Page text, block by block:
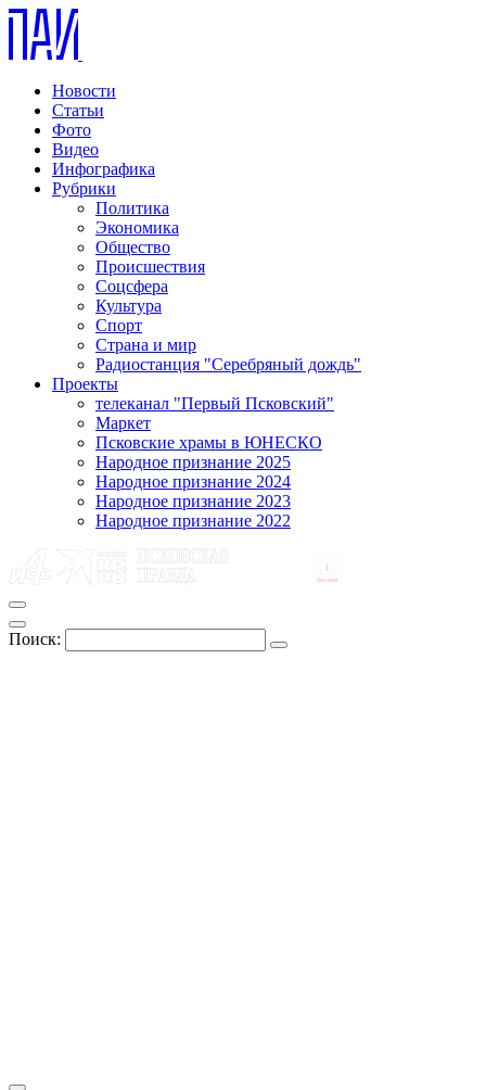
Новости
Статьи
Фото
Видео
Инфографика
Рубрики
Политика
Экономика
Общество
Происшествия
Соцсфера
Культура
Спорт
Страна и мир
Радиостанция "Серебряный дождь"
Проекты
телеканал "Первый Псковский"
Маркет
Псковские храмы в ЮНЕСКО
Народное признание 2025
Народное признание 2024
Народное признание 2023
Народное признание 2022
Поиск: